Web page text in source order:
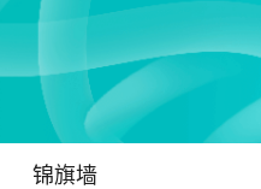
锦旗墙